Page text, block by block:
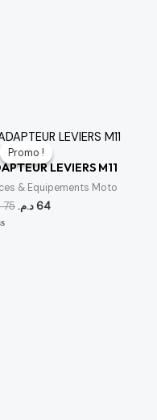
Promo !
Promo !
LEVIERS M11
& Equipements Moto
75
Le
initial
était :
75 د.م..
64 د.م.
Le
actuel
est :
64 د.م..